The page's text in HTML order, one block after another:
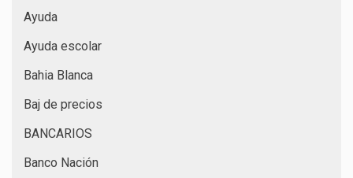
Ayuda
Ayuda escolar
Bahia Blanca
Baj de precios
BANCARIOS
Banco Nación